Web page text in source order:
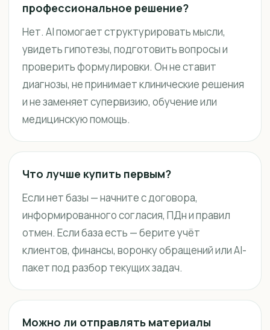
профессиональное решение?
Нет. AI помогает структурировать мысли,
увидеть гипотезы, подготовить вопросы и
проверить формулировки. Он не ставит
диагнозы, не принимает клинические решения
и не заменяет супервизию, обучение или
медицинскую помощь.
Что лучше купить первым?
Если нет базы — начните с договора,
информированного согласия, ПДн и правил
отмен. Если база есть — берите учёт
клиентов, финансы, воронку обращений или AI-
пакет под разбор текущих задач.
Можно ли отправлять материалы